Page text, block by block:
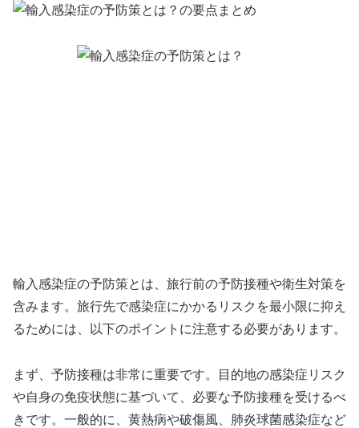
輸入感染症の予防策とは、旅行前の予防接種や衛生対策を
含みます。旅行先で感染症にかかるリスクを最小限に抑え
るためには、以下のポイントに注意する必要があります。
まず、予防接種は非常に重要です。目的地の感染症リスク
や自身の免疫状態に基づいて、必要な予防接種を受けるべ
きです。一般的に、黄熱病や破傷風、肺炎球菌感染症など